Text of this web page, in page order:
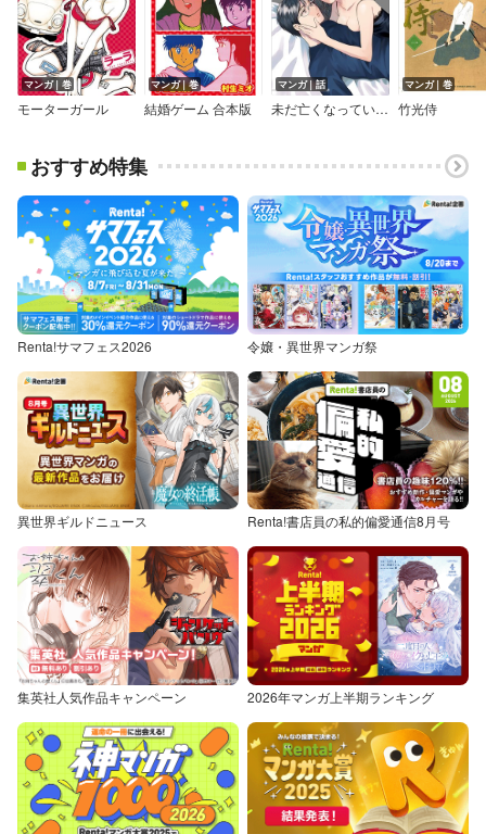
マンガ｜巻
モーターガール
マンガ｜巻
結婚ゲーム 合本版
マンガ｜話
未だ亡くなっていない人【単話】
マンガ｜巻
竹光侍
おすすめ特集
Renta!サマフェス2026 令嬢・異世界マンガ祭
異世界ギルドニュース Renta!書店員の私的偏愛通信8月号
集英社人気作品キャンペーン 2026年マンガ上半期ランキング